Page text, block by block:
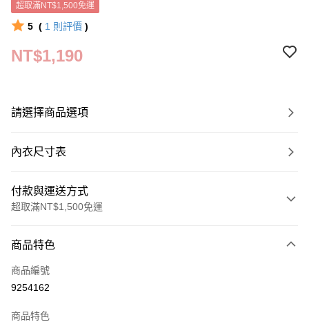
超取滿NT$1,500免運
5 ( 1 則評價 )
NT$1,190
請選擇商品選項
內衣尺寸表
付款與運送方式
超取滿NT$1,500免運
信用卡一次付款
超商取貨付款
商品特色
商品編號
9254162
商品特色